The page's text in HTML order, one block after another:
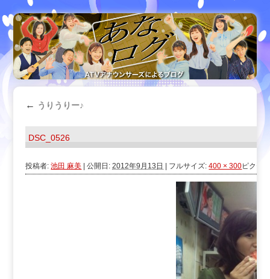
← うりうりー♪
DSC_0526
投稿者: 池田 麻美 公開日: 2012年9月13日 フルサイズ:400 × 300ピクセ